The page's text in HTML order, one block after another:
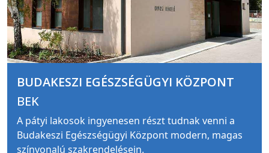
BUDAKESZI EGÉSZSÉGÜGYI KÖZPONT
BEK
A pátyi lakosok ingyenesen részt tudnak venni a
Budakeszi Egészségügyi Központ modern, magas
színvonalú szakrendelésein.